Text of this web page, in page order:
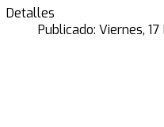
Detalles
Publicado: Viernes,